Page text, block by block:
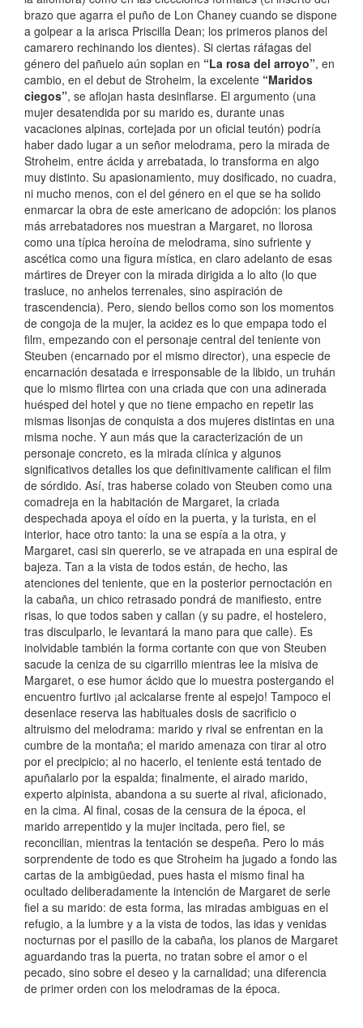
brazo que agarra el puño de Lon Chaney cuando se dispone
a golpear a la arisca Priscilla Dean; los primeros planos del
camarero rechinando los dientes). Si ciertas ráfagas del
género del pañuelo aún soplan en “La rosa del arroyo”, en
cambio, en el debut de Stroheim, la excelente “Maridos
ciegos”, se aflojan hasta desinflarse. El argumento (una
mujer desatendida por su marido es, durante unas
vacaciones alpinas, cortejada por un oficial teutón) podría
haber dado lugar a un señor melodrama, pero la mirada de
Stroheim, entre ácida y arrebatada, lo transforma en algo
muy distinto. Su apasionamiento, muy dosificado, no cuadra,
ni mucho menos, con el del género en el que se ha solido
enmarcar la obra de este americano de adopción: los planos
más arrebatadores nos muestran a Margaret, no llorosa
como una típica heroína de melodrama, sino sufriente y
ascética como una figura mística, en claro adelanto de esas
mártires de Dreyer con la mirada dirigida a lo alto (lo que
trasluce, no anhelos terrenales, sino aspiración de
trascendencia). Pero, siendo bellos como son los momentos
de congoja de la mujer, la acidez es lo que empapa todo el
film, empezando con el personaje central del teniente von
Steuben (encarnado por el mismo director), una especie de
encarnación desatada e irresponsable de la libido, un truhán
que lo mismo flirtea con una criada que con una adinerada
huésped del hotel y que no tiene empacho en repetir las
mismas lisonjas de conquista a dos mujeres distintas en una
misma noche. Y aun más que la caracterización de un
personaje concreto, es la mirada clínica y algunos
significativos detalles los que definitivamente califican el film
de sórdido. Así, tras haberse colado von Steuben como una
comadreja en la habitación de Margaret, la criada
despechada apoya el oído en la puerta, y la turista, en el
interior, hace otro tanto: la una se espía a la otra, y
Margaret, casi sin quererlo, se ve atrapada en una espiral de
bajeza. Tan a la vista de todos están, de hecho, las
atenciones del teniente, que en la posterior pernoctación en
la cabaña, un chico retrasado pondrá de manifiesto, entre
risas, lo que todos saben y callan (y su padre, el hostelero,
tras disculparlo, le levantará la mano para que calle). Es
inolvidable también la forma cortante con que von Steuben
sacude la ceniza de su cigarrillo mientras lee la misiva de
Margaret, o ese humor ácido que lo muestra postergando el
encuentro furtivo ¡al acicalarse frente al espejo! Tampoco el
desenlace reserva las habituales dosis de sacrificio o
altruismo del melodrama: marido y rival se enfrentan en la
cumbre de la montaña; el marido amenaza con tirar al otro
por el precipicio; al no hacerlo, el teniente está tentado de
apuñalarlo por la espalda; finalmente, el airado marido,
experto alpinista, abandona a su suerte al rival, aficionado,
en la cima. Al final, cosas de la censura de la época, el
marido arrepentido y la mujer incitada, pero fiel, se
reconcilian, mientras la tentación se despeña. Pero lo más
sorprendente de todo es que Stroheim ha jugado a fondo las
cartas de la ambigüedad, pues hasta el mismo final ha
ocultado deliberadamente la intención de Margaret de serle
fiel a su marido: de esta forma, las miradas ambiguas en el
refugio, a la lumbre y a la vista de todos, las idas y venidas
nocturnas por el pasillo de la cabaña, los planos de Margaret
aguardando tras la puerta, no tratan sobre el amor o el
pecado, sino sobre el deseo y la carnalidad; una diferencia
de primer orden con los melodramas de la época.